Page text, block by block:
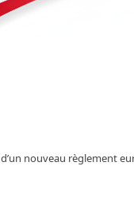
nouveau règlement